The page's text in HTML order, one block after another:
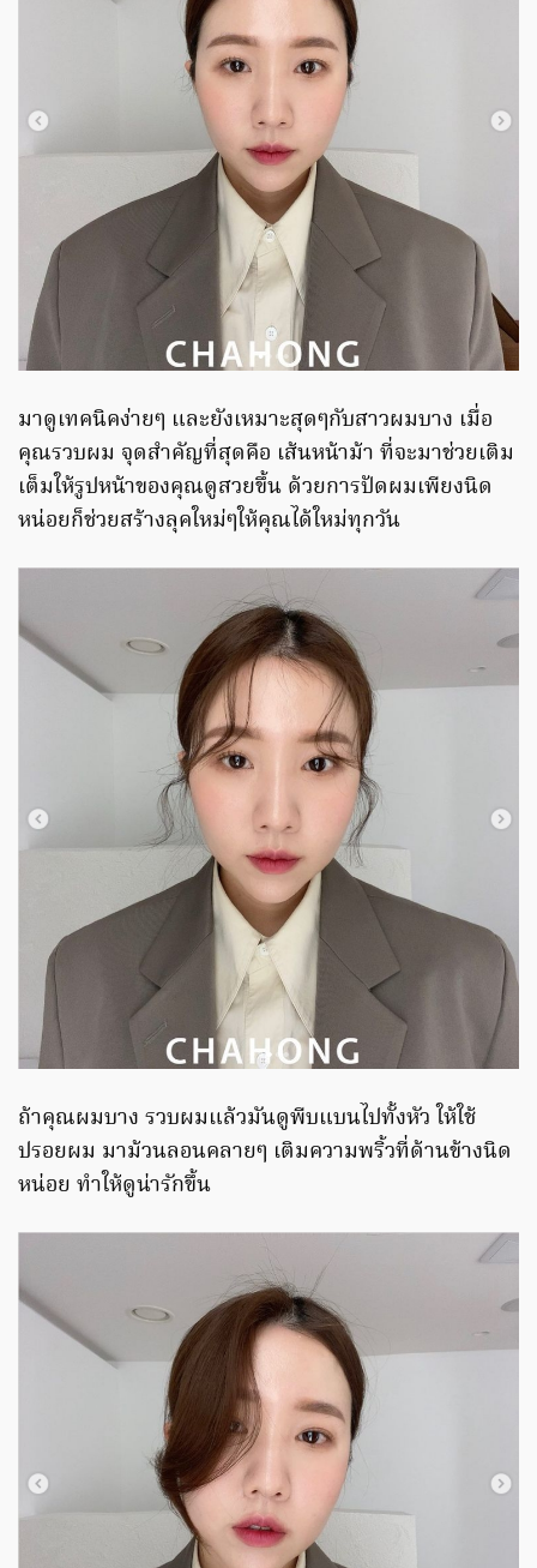
มาดูเทคนิคง่ายๆ และยังเหมาะสุดๆกับสาวผมบาง เมื่อ
คุณรวบผม จุดสำคัญที่สุดคือ เส้นหน้าม้า ที่จะมาช่วยเติม
เต็มให้รูปหน้าของคุณดูสวยขึ้น ด้วยการปัดผมเพียงนิด
หน่อยก็ช่วยสร้างลุคใหม่ๆให้คุณได้ใหม่ทุกวัน
ถ้าคุณผมบาง รวบผมแล้วมันดูพีบแบนไปทั้งหัว ให้ใช้
ปรอยผม มาม้วนลอนคลายๆ เติมความพริ้วที่ด้านข้างนิด
หน่อย ทำให้ดูน่ารักขึ้น